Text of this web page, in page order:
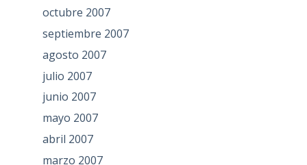
octubre 2007
septiembre 2007
agosto 2007
julio 2007
junio 2007
mayo 2007
abril 2007
marzo 2007